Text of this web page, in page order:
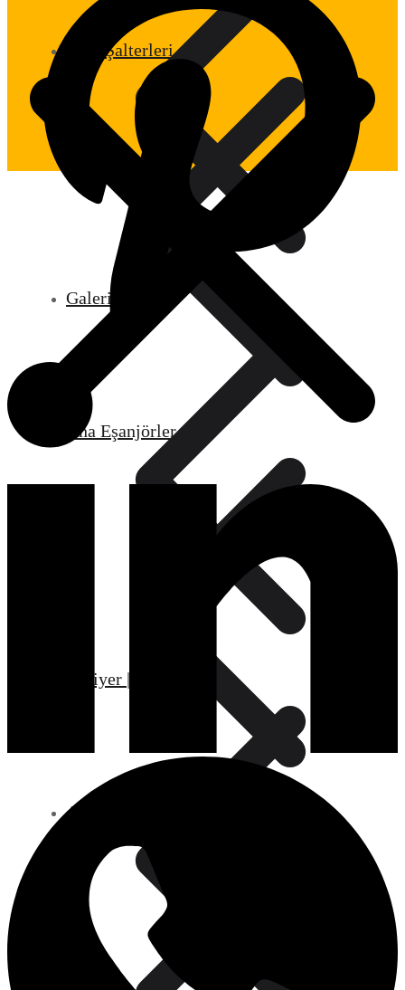
Galeri
Kariyer | Bayilik
Akış Şalterleri
Ana Eşanjörler
Ateşleme Elektrotları